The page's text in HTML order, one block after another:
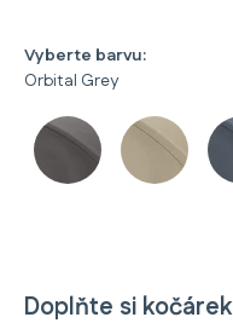
Vyberte barvu:
Orbital Grey
Doplňte si kočárek